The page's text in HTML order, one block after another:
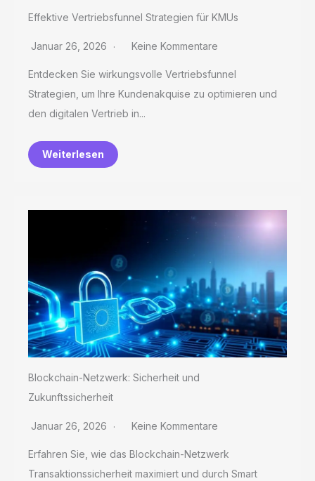
Effektive Vertriebsfunnel Strategien für KMUs
Januar 26, 2026 Keine Kommentare
Entdecken Sie wirkungsvolle Vertriebsfunnel
Strategien, um Ihre Kundenakquise zu optimieren und
den digitalen Vertrieb in...
Weiterlesen
Blockchain-Netzwerk: Sicherheit und
Zukunftssicherheit
Januar 26, 2026 Keine Kommentare
Erfahren Sie, wie das Blockchain-Netzwerk
Transaktionssicherheit maximiert und durch Smart